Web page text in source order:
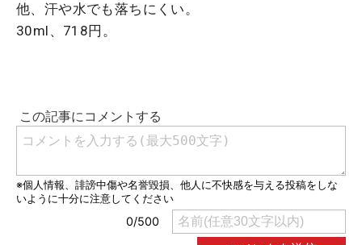
他、汗や水でも落ちにくい。
30ml、718円。